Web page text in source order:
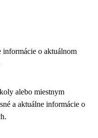
o aktuálnom
alebo miestnym
a aktuálne informácie o